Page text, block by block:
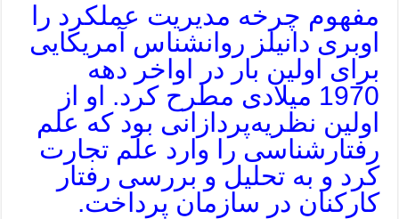
مفهوم چرخه مدیریت عملکرد را
اوبری دانیلز روانشناس آمریکایی
برای اولین بار در اواخر دهه
1970 میلادی مطرح کرد. او از
اولین نظریه‌پردازانی بود که علم
رفتارشناسی را وارد علم تجارت
کرد و به تحلیل و بررسی رفتار
کارکنان در سازمان پرداخت.